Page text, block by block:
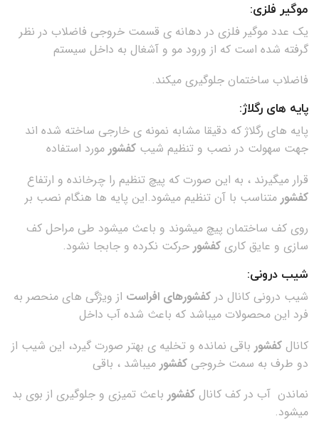
موگیر فلزی:
یک عدد موگیر فلزی در دهانه ی قسمت خروجی فاضلاب در نظر
گرفته شده است که از ورود مو و آشغال به داخل سیستم
فاضلاب ساختمان جلوگیری میکند.
پایه های رگلاژ:
پایه های رگلاژ که دقیقا مشابه نمونه ی خارجی ساخته شده اند
جهت سهولت در نصب و تنظیم شیب کفشور مورد استفاده
قرار میگیرند ، به این صورت که پیچ تنظیم را چرخانده و ارتفاع
کفشور متناسب با آن تنظیم میشود.این پایه ها هنگام نصب بر
روی کف ساختمان پیچ میشوند و باعث میشود طی مراحل کف
سازی و عایق کاری کفشور حرکت نکرده و جابجا نشود.
شیب درونی:
شیب درونی کانال در کفشورهای افراست از ویژگی های منحصر به
فرد این محصولات میباشد که باعث شده آب داخل
کانال کفشور باقی نمانده و تخلیه ی بهتر صورت گیرد، این شیب از
دو طرف به سمت خروجی کفشور میباشد ، باقی
نماندن آب در کف کانال کفشور باعث تمیزی و جلوگیری از بوی بد
میشود.